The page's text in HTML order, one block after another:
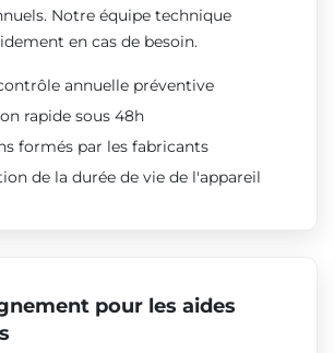
Notre équipe technique
en cas de besoin.
annuelle préventive
rapide sous 48h
formés par les fabricants
de la durée de vie de l'appareil
pour les aides